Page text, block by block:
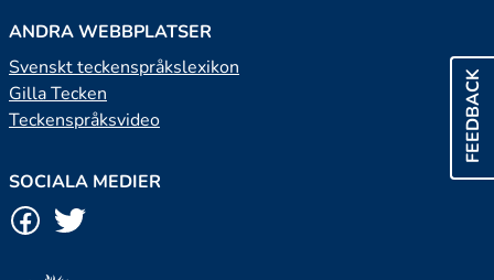
FEEDBACK
ANDRA WEBBPLATSER
Svenskt teckenspråkslexikon
Gilla Tecken
Teckenspråksvideo
SOCIALA MEDIER